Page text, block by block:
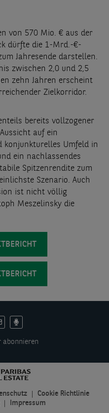
von 570 Mio. € aus der
dürfte die 1-Mrd.-€-
Jahresende darstellen.
zwischen 2,0 und 2,5
zehn Jahren erscheint
Zielkorridor.
bereits vollzogener
auf ein
konjunkturelles Umfeld in
ein nachlassendes
Spitzenrendite zum
Szenario. Auch
ist nicht völlig
Meszelinsky die
abonnieren
Cookie Richtlinie
Impressum